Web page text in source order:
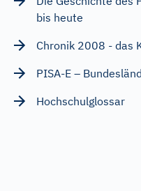
bis heute
Chronik 2008 - das
PISA-E –
Hochschulglossar